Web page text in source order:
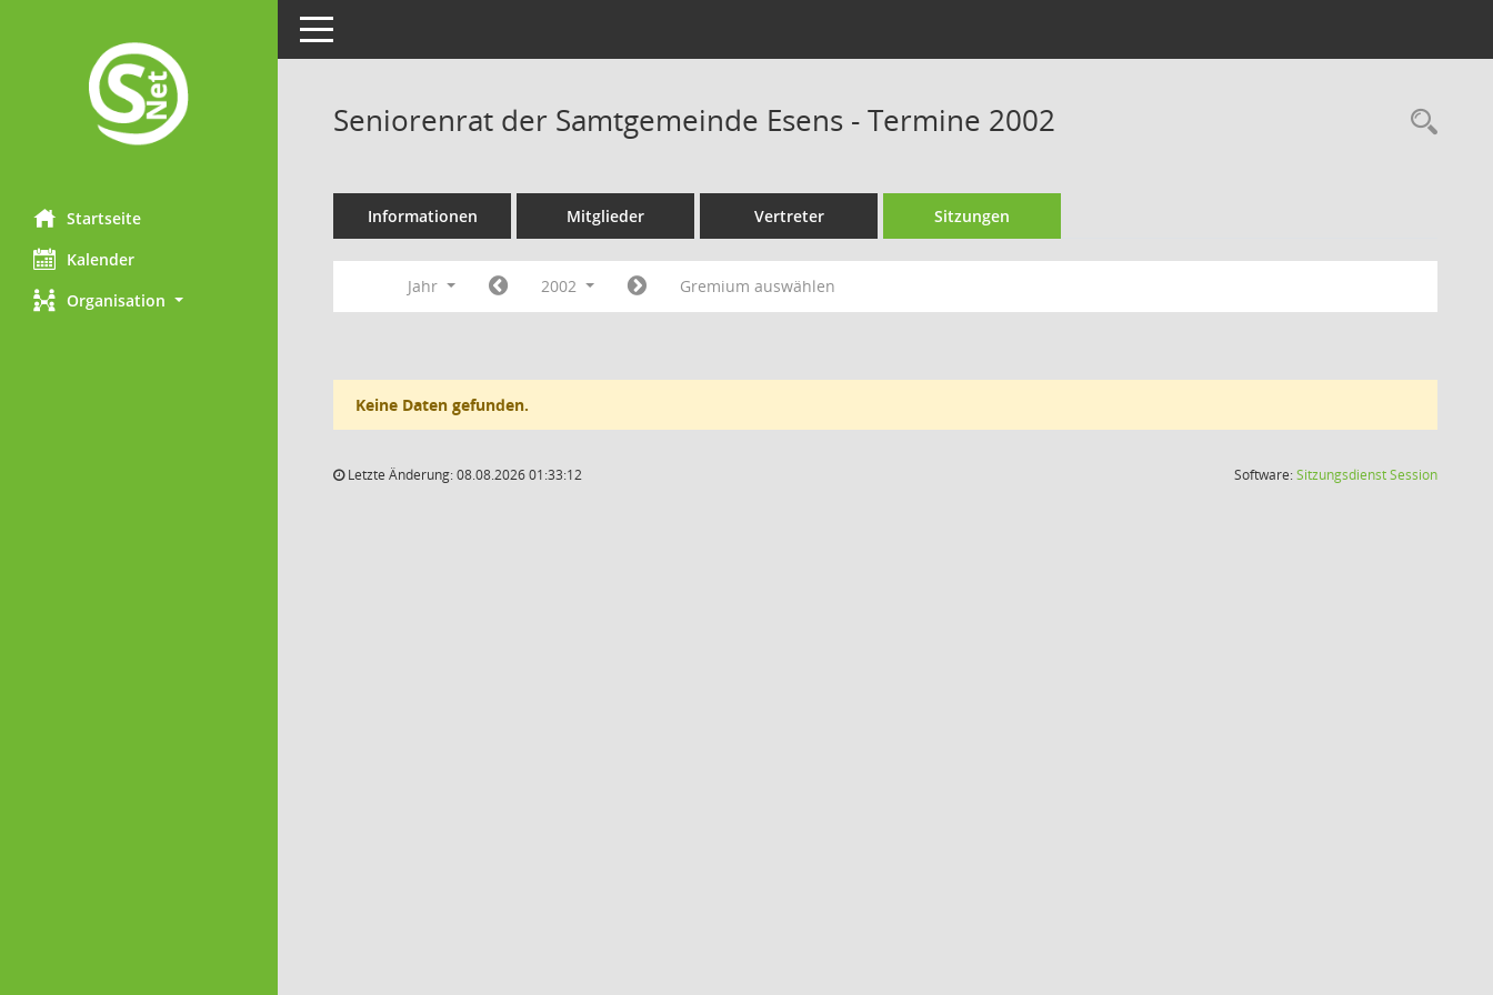
Startseite
Kalender
Organisation
Toggle navigation
Seniorenrat der Samtgemeinde Esens - Termine 2002
Informationen Mitglieder Vertreter Sitzungen
Jahr 2002 Gremium auswählen
Keine Daten gefunden.
Letzte Änderung: 08.08.2026 01:33:12 Software:SitzungsdienstSession(Wird in